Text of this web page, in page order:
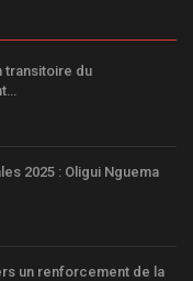
transitoire du
2025 : Oligui Nguema
un renforcement de la